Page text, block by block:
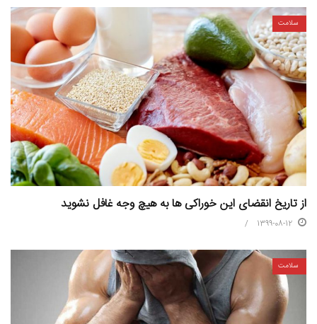
سلامت
از تاریخ انقضای این خوراکی ها به هیچ وجه غافل نشوید
1399-08-12
سلامت